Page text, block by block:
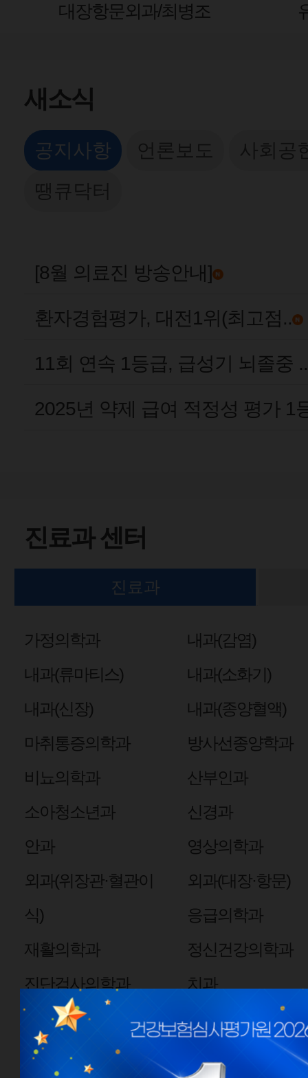
대장항문외과/최병조
유
새소식
공지사항
[8월 의료진 방송안내]
환자경험평가, 대전1위(최고점..
11회 연속 1등급, 급성기 뇌졸중 ..
2025년 약제 급여 적정성 평가 1
진료과 센터
진료과
가정의학과
내과(감염)
내과(류마티스)
내과(소화기)
내과(신장)
내과(종양혈액)
마취통증의학과
방사선종양학과
비뇨의학과
산부인과
소아청소년과
신경과
안과
영상의학과
외과(위장관·혈관이
식)
외과(대장·항문)
응급의학과
재활의학과
정신건강의학과
진단검사의학과
치과
핵의학과
심장혈관흉부외과